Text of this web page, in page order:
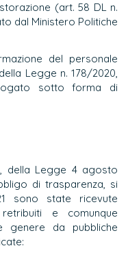
(art. 58 DL n.
dal Ministero Politiche
del personale
Legge n. 178/2020,
sotto forma di
della Legge 4 agosto
di trasparenza, si
sono state ricevute
e comunque
genere da pubbliche